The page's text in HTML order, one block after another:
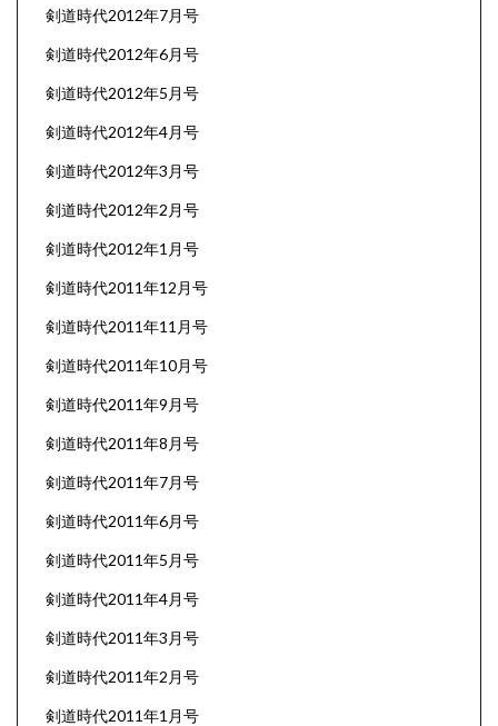
剣道時代2012年7月号
剣道時代2012年6月号
剣道時代2012年5月号
剣道時代2012年4月号
剣道時代2012年3月号
剣道時代2012年2月号
剣道時代2012年1月号
剣道時代2011年12月号
剣道時代2011年11月号
剣道時代2011年10月号
剣道時代2011年9月号
剣道時代2011年8月号
剣道時代2011年7月号
剣道時代2011年6月号
剣道時代2011年5月号
剣道時代2011年4月号
剣道時代2011年3月号
剣道時代2011年2月号
剣道時代2011年1月号